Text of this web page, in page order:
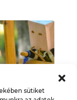
sütiket